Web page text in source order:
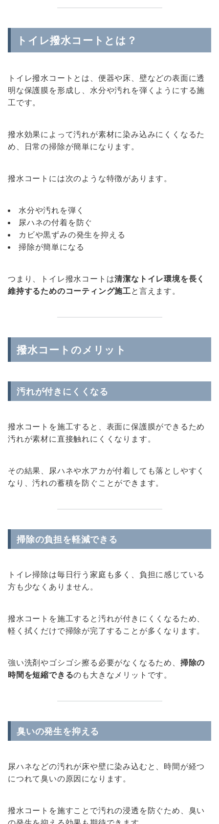
トイレ撥水コートとは？
トイレ撥水コートとは、便器や床、壁などの表面に透
明な保護膜を形成し、水分や汚れを弾くようにする施
工です。
撥水効果によって汚れが素材に染み込みにくくなるた
め、日常の掃除が簡単になります。
撥水コートには次のような特徴があります。
水分や汚れを弾く
尿ハネの付着を防ぐ
カビや黒ずみの発生を抑える
掃除が簡単になる
つまり、トイレ撥水コートは清潔なトイレ環境を長く
維持するためのコーティング施工と言えます。
撥水コートのメリット
汚れが付きにくくなる
撥水コートを施工すると、表面に保護膜ができるため
汚れが素材に直接触れにくくなります。
その結果、尿ハネや水アカが付着しても落としやすく
なり、汚れの蓄積を防ぐことができます。
掃除の負担を軽減できる
トイレ掃除は毎日行う家庭も多く、負担に感じている
方も少なくありません。
撥水コートを施工すると汚れが付きにくくなるため、
軽く拭くだけで掃除が完了することが多くなります。
強い洗剤やゴシゴシ擦る必要がなくなるため、 掃除の
時間を短縮できるのも大きなメリットです。
臭いの発生を抑える
尿ハネなどの汚れが床や壁に染み込むと、時間が経つ
につれて臭いの原因になります。
撥水コートを施すことで汚れの浸透を防ぐため、臭い